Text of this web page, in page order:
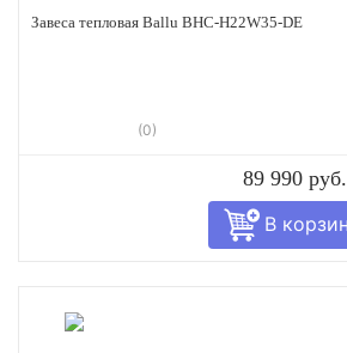
Завеса тепловая Ballu BHC-H22W35-DE
(0)
89 990 руб.